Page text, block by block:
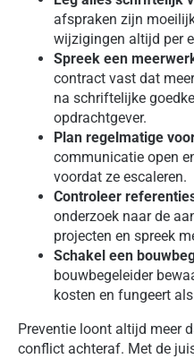
afspraken zijn
wijzigingen altijd per
Spreek een
contract vast dat
na schriftelijke
opdrachtgever.
Plan regelmatige
communicatie open
voordat ze escaleren.
Controleer
onderzoek naar de
projecten en spreek
Schakel een
bouwbegeleider
kosten en fungeert
Preventie loont altijd meer
conflict achteraf. Met de